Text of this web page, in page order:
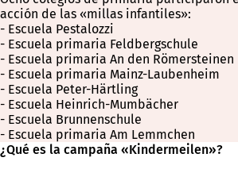
acción de las «millas infantiles»:
- Escuela Pestalozzi
- Escuela primaria Feldbergschule
- Escuela primaria An den Römersteinen
- Escuela primaria Mainz-Laubenheim
- Escuela Peter-Härtling
- Escuela Heinrich-Mumbächer
- Escuela Brunnenschule
- Escuela primaria Am Lemmchen
¿Qué es la campaña «Kindermeilen»?